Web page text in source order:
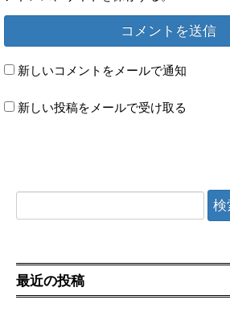
新しいコメントをメールで通知
新しい投稿をメールで受け取る
最近の投稿